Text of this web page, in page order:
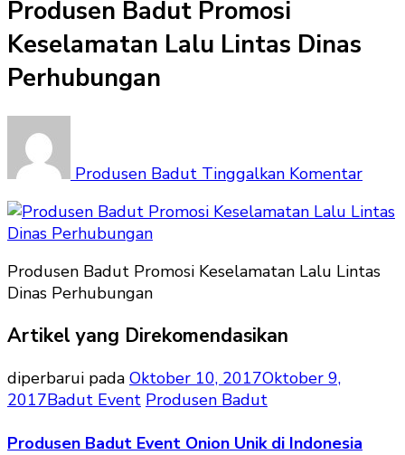
Produsen Badut Promosi
Keselamatan Lalu Lintas Dinas
Perhubungan
Produsen Badut Tinggalkan Komentar
Dinas
Produsen Badut Promosi Keselamatan Lalu Lintas
Dinas Perhubungan
Artikel yang Direkomendasikan
diperbarui pada Oktober 10, 2017Oktober 9,
2017Badut Event Produsen Badut
Produsen Badut Event Onion Unik di Indonesia